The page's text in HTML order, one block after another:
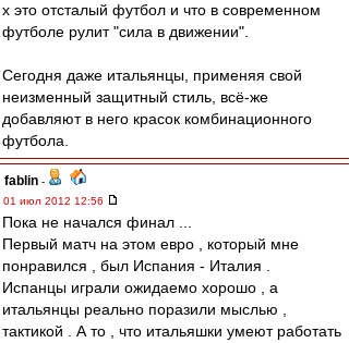
х это отсталый футбол и что в современном
футболе рулит "сила в движении".
Сегодня даже итальянцы, применяя свой
неизменный защитный стиль, всё-же
добавляют в него красок комбинационного
футбола.
fablin -
01 июл 2012 12:56
Пока не начался финал ...
Первый матч на этом евро , который мне
понравился , был Испания - Италия .
Испанцы играли ожидаемо хорошо , а
итальянцы реально поразили мыслью ,
тактикой . А то , что итальяшки умеют работать